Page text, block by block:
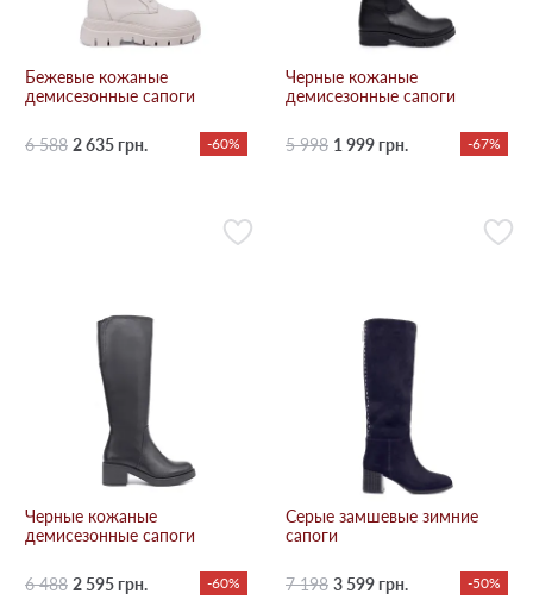
Бежевые кожаные
демисезонные сапоги
6 588 2 635 грн. -60%
Черные кожаные
демисезонные сапоги
5 998 1 999 грн. -67%
Черные кожаные
демисезонные сапоги
6 488 2 595 грн. -60%
Серые замшевые зимние
сапоги
7 198 3 599 грн. -50%